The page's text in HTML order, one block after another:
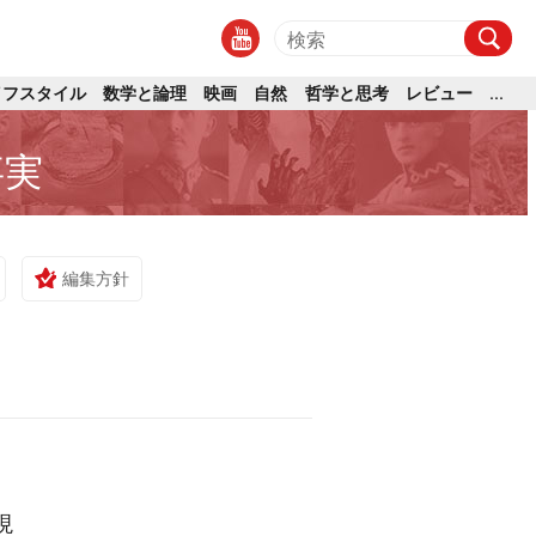
スタイル 数学と論理 映画 自然 哲学と思考 レビュー
...
編集方針